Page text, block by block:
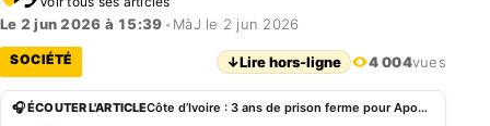
Le 2 jun 2026 à 15:39 • MàJ le 2 jun 2026
SOCIÉTÉ ↓Lire hors-ligne 4 004vues
🎧 ÉCOUTER L'ARTICLE Côte d’Ivoire : 3 ans de prison ferme pour Apoutchou National, 5 ans pour Lionel PCS pour blanchiment